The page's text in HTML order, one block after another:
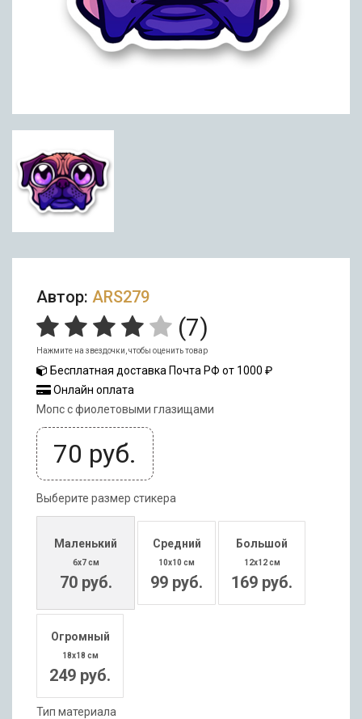
Автор: ARS279
(7)
Нажмите на звездочки, чтобы оценить товар
Бесплатная доставка Почта РФ от 1000 ₽
Онлайн оплата
Мопс с фиолетовыми глазищами
70 руб.
Выберите размер стикера
Маленький
6x7 см
70 руб.
Средний
10x10 см
99 руб.
Большой
12x12 см
169 руб.
Огромный
18x18 см
249 руб.
Тип материала